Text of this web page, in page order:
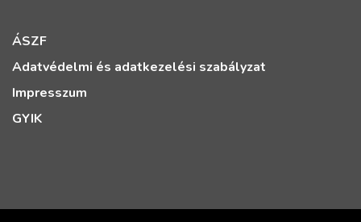
ÁSZF
Adatvédelmi és adatkezelési szabályzat
Impresszum
GYIK